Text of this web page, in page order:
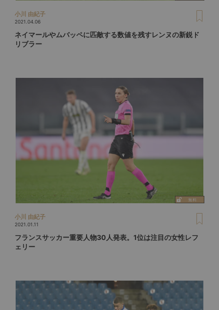
小川 由紀子
2021.04.06
ネイマールやムバッペに匹敵する数値を残すレンヌの新鋭ド
リブラー
小川 由紀子
2021.01.11
フランスサッカー重要人物30人発表。1位は注目の女性レフ
ェリー